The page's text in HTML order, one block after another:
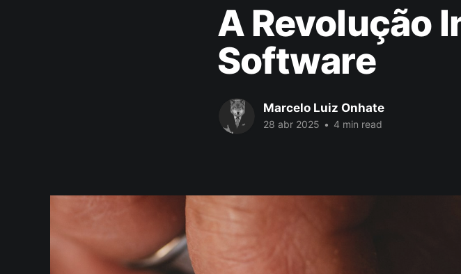
A Revolução
Software
Marcelo Luiz Onhate
28 abr 2025 • 4 min read